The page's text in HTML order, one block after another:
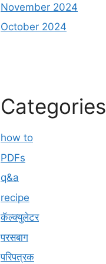
November 2024
October 2024
Categories
how to
PDFs
q&a
recipe
कॅल्क्युलेटर
परसबाग
परिपत्रक